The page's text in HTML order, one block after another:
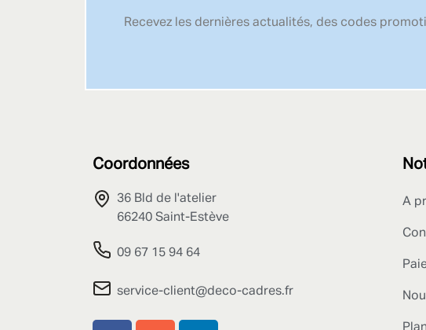
Recevez les dernières actualités, des codes
Coordonnées
36 Bld de l'atelier
66240 Saint-Estève
09 67 15 94 64
service-client@deco-cadres.fr
A